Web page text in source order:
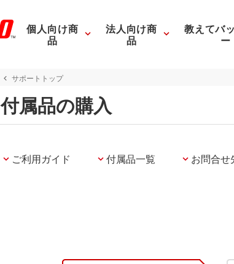
個人向け商
品
法人向け商
品
教えてバ
ー
サポートトップ
付属品の購入
ご利用ガイド 付属品一覧 お問合せ